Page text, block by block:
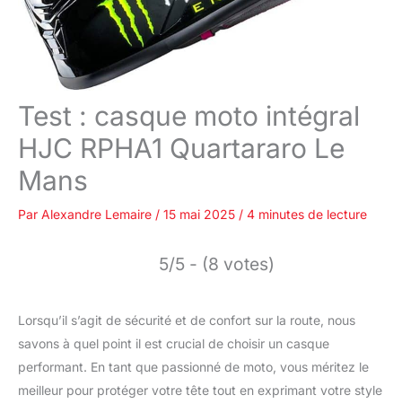
Test : casque moto intégral
HJC RPHA1 Quartararo Le
Mans
Par Alexandre Lemaire / 15 mai 2025 / 4 minutes de lecture
5/5 - (8 votes)
Lorsqu’il s’agit de sécurité et de confort sur la route, nous
savons à quel point il est crucial de choisir un casque
performant. En tant que passionné de moto, vous méritez le
meilleur pour protéger votre tête tout en exprimant votre style